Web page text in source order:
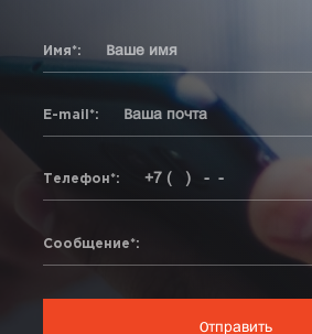
Имя*:
E-mail*:
Телефон*:
Сообщение*: